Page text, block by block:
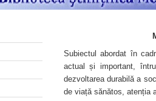
Subiectul abordat în
actual și important,
dezvoltarea durabilă a
de viață sănătos, atenția